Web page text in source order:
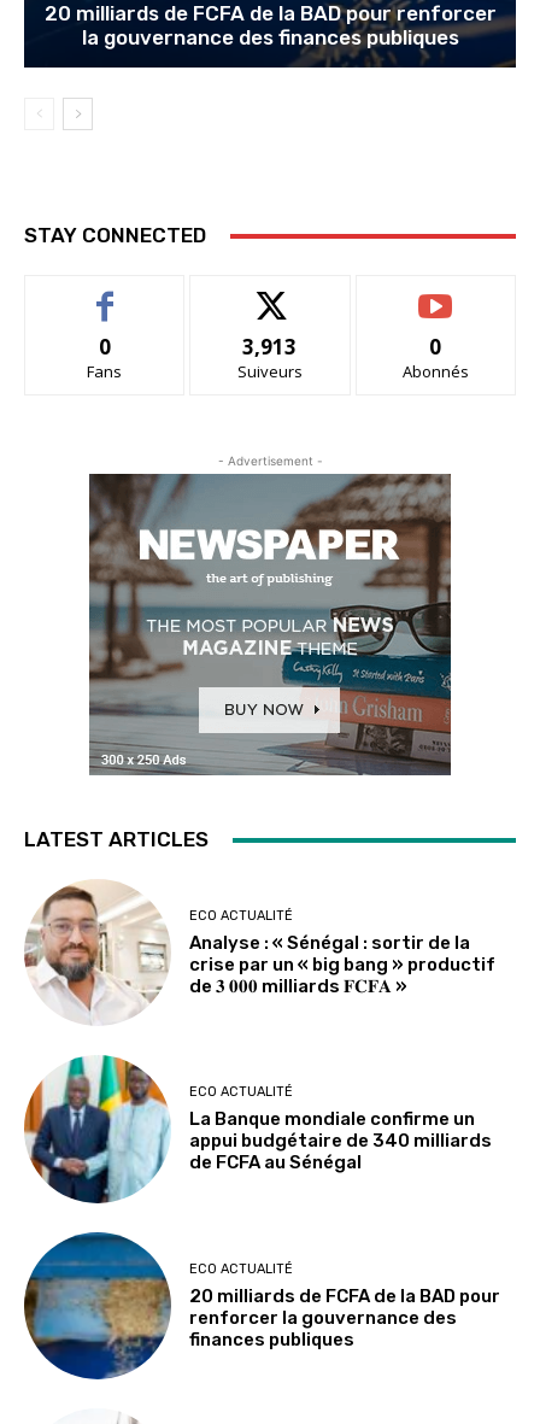
20 milliards de FCFA de la BAD pour renforcer
la gouvernance des finances publiques
STAY CONNECTED
0
Fans
3,913
Suiveurs
0
Abonnés
- Advertisement -
LATEST ARTICLES
ECO ACTUALITÉ
Analyse : « Sénégal : sortir de la
crise par un « big bang » productif
de 𝟑 𝟎𝟎𝟎 milliards 𝐅𝐂𝐅𝐀 »
ECO ACTUALITÉ
La Banque mondiale confirme un
appui budgétaire de 340 milliards
de FCFA au Sénégal
ECO ACTUALITÉ
20 milliards de FCFA de la BAD pour
renforcer la gouvernance des
finances publiques